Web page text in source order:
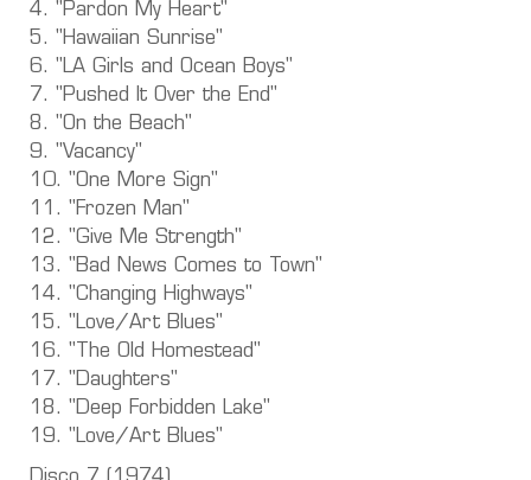
4. "Pardon My Heart"
5. "Hawaiian Sunrise"
6. "LA Girls and Ocean Boys"
7. "Pushed It Over the End"
8. "On the Beach"
9. "Vacancy"
10. "One More Sign"
11. "Frozen Man"
12. "Give Me Strength"
13. "Bad News Comes to Town"
14. "Changing Highways"
15. "Love/Art Blues"
16. "The Old Homestead"
17. "Daughters"
18. "Deep Forbidden Lake"
19. "Love/Art Blues"